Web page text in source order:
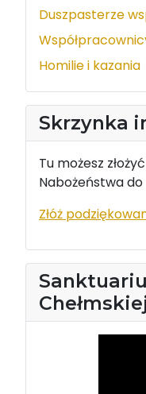
Duszpasterze
Homilie i kazania
Skrzynka
Tu możesz
Nabożeństwa do
Złóż